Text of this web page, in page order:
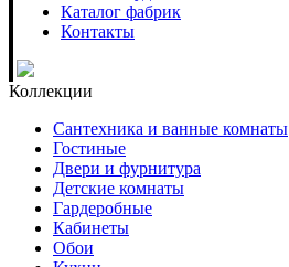
Каталог фабрик
Контакты
Коллекции
Сантехника и ванные комнаты
Гостиные
Двери и фурнитура
Детские комнаты
Гардеробные
Кабинеты
Обои